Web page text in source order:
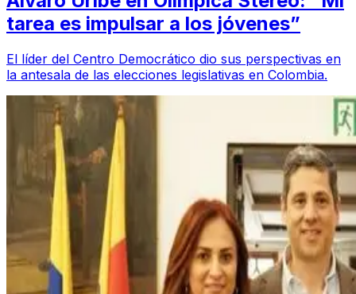
tarea es impulsar a los jóvenes”
El líder del Centro Democrático dio sus perspectivas en
la antesala de las elecciones legislativas en Colombia.